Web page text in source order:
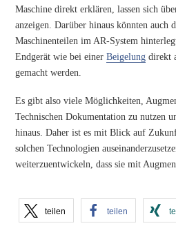
Maschine direkt erklären, lassen sich
anzeigen. Darüber hinaus könnten auch
Maschinenteilen im AR-System
Endgerät wie bei einerBeigelung direkt
gemacht werden.
Es gibt also viele Möglichkeiten,
Technischen Dokumentation zu nutzen
hinaus. Daher ist es mit Blick auf
solchen Technologien
weiterzuentwickeln, dass sie mit
teilen teilen